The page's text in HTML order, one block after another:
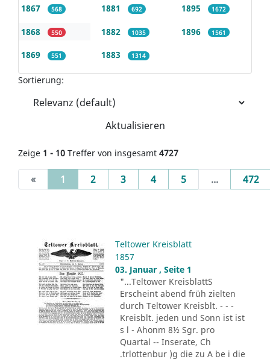
1867 568
1868 550
1869 551
1881 692
1882 1035
1883 1314
1895 1672
1896 1561
Sortierung:
Aktualisieren
Zeige 1 - 10 Treffer von insgesamt 4727
« 1 (current)
2 3 4 5 ... 472
Teltower Kreisblatt
1857
03. Januar , Seite 1
"...Teltower KreisblattS
Erscheint abend früh zielten
durch Teltower Kreisblt. - - -
Kreisblt. jeden und Sonn ist ist
s l - Ahonm 8½ Sgr. pro
Quartal -- Inserate, Ch
.trlottenbur )g die zu A be i die